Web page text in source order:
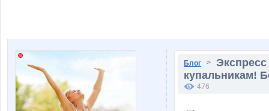
Блог >
купальникам!
476